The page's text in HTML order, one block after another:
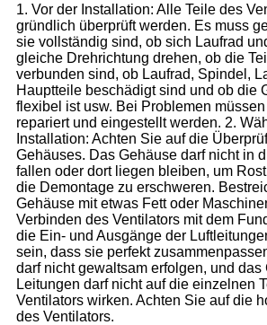
1. Vor der Installation: Alle Teile des
gründlich überprüft werden. Es muss
sie vollständig sind, ob sich Laufrad
gleiche Drehrichtung drehen, ob die
verbunden sind, ob Laufrad, Spindel,
Hauptteile beschädigt sind und ob die
flexibel ist usw. Bei Problemen
repariert und eingestellt werden. 2.
Installation: Achten Sie auf die
Gehäuses. Das Gehäuse darf nicht in
fallen oder dort liegen bleiben, um
die Demontage zu erschweren.
Gehäuse mit etwas Fett oder
Verbinden des Ventilators mit dem
die Ein- und Ausgänge der
sein, dass sie perfekt
darf nicht gewaltsam erfolgen, und das
Leitungen darf nicht auf die einzelnen
Ventilators wirken. Achten Sie auf die
des Ventilators.